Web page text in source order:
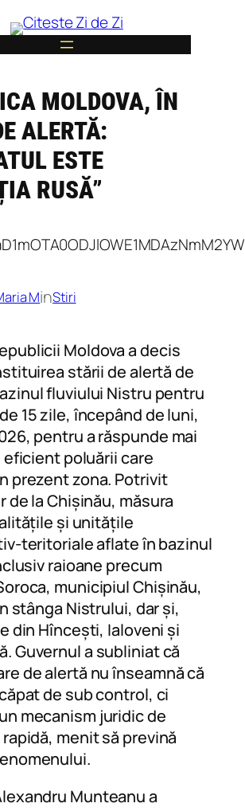
MOLDOVA, ÎN
ALERTĂ:
ESTE
RUSĂ”
MinStiri
Moldova a decis
stării de alertă de
fluviului Nistru pentru
15 zile, începând de luni,
pentru a răspunde mai
eficient poluării care
prezent zona. Potrivit
la Chișinău, măsura
și unitățile
teritoriale aflate în bazinul
raioane precum
municipiul Chișinău,
stânga Nistrului, dar și,
din Hîncești, Ialoveni și
Guvernul a subliniat că
de alertă nu înseamnă că
de sub control, ci
mecanism juridic de
menit să prevină
Munteanu a
6